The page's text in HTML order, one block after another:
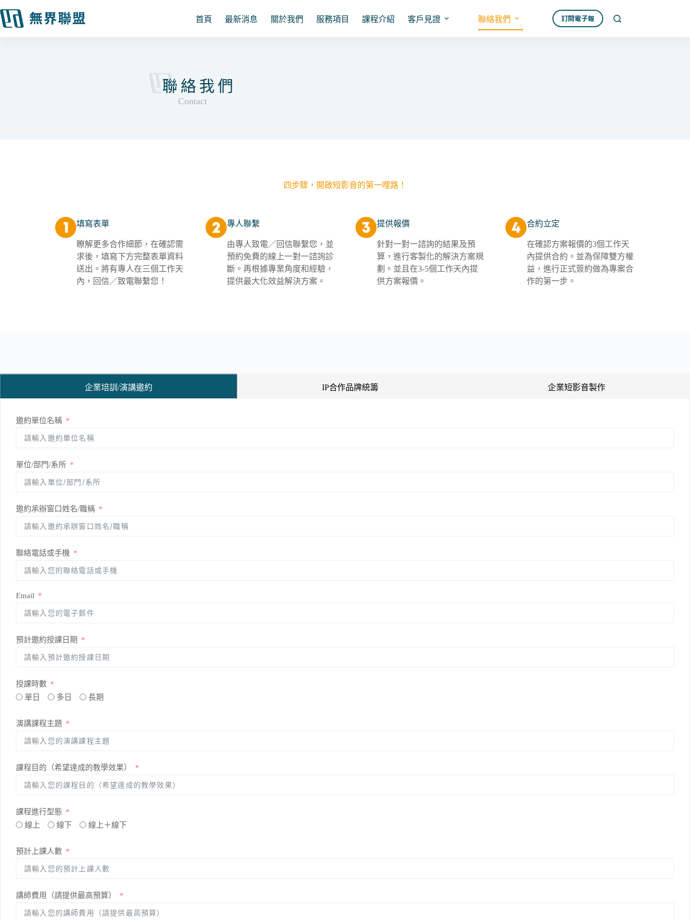
至
首頁 最新消息 關於我們 服務項目 課程介紹 客戶見證 聯絡我們 訂閱電子報
聯絡我們
Contact
四步驟，開啟短影音的第一哩路！
填寫表單
瞭解更多合作細節，在確認需
求後，填寫下方完整表單資料
送出。將有專人在三個工作天
內，回信／致電聯繫您！
專人聯繫
由專人致電／回信聯繫您，並
預約免費的線上一對一諮詢診
斷。再根據專業角度和經驗，
提供最大化效益解決方案。
提供報價
針對一對一諮詢的結果及預
算，進行客製化的解決方案規
劃。並且在3-5個工作天內提
供方案報價。
合約立定
在確認方案報價的3個工作天
內提供合約。並為保障雙方權
益，進行正式簽約做為專案合
作的第一步。
企業培訓/演講邀約 IP合作品牌統籌 企業短影音製作
邀約單位名稱
單位/部門/系所
邀約承辦窗口姓名/職稱
聯絡電話或手機
Email
預計邀約授課日期
授課時數
單日
多日 長期
演講課程主題
課程目的（希望達成的教學效果）
課程進行型態
線上
線下 線上＋線下
預計上課人數
講師費用（請提供最高預算）